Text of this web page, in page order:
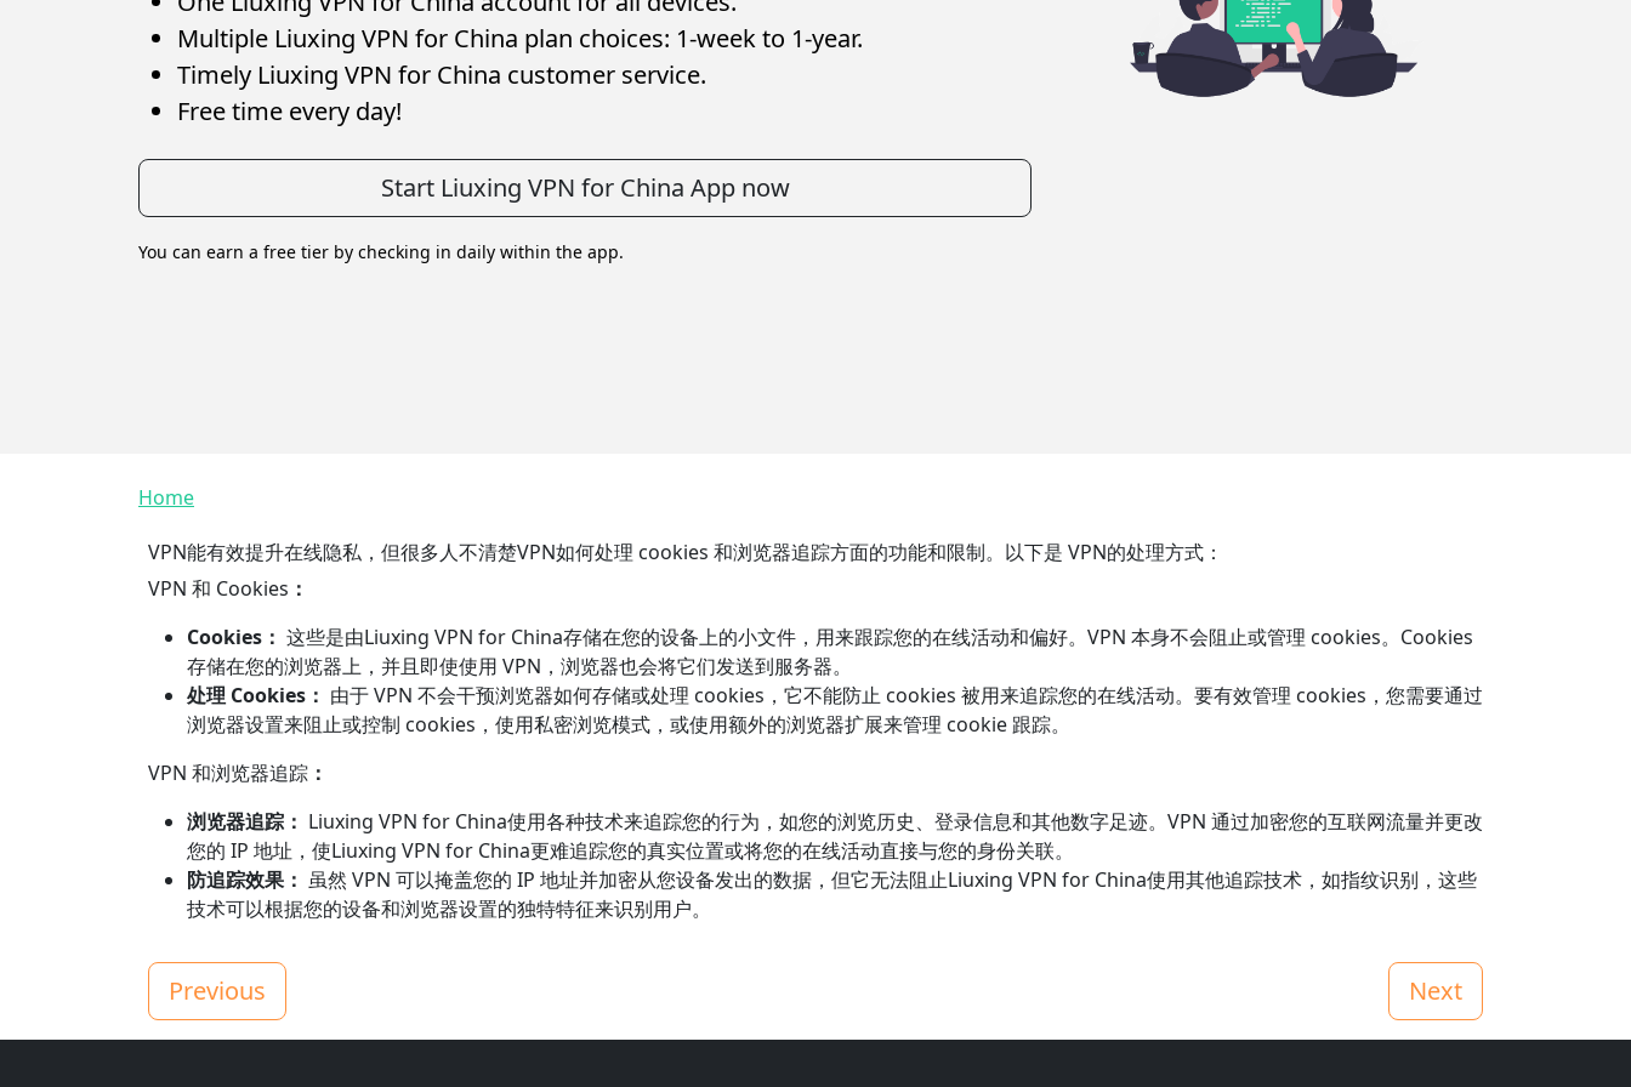
Multiple Liuxing VPN for China plan choices: 1-week to 1-year.
Timely Liuxing VPN for China customer service.
Free time every day!
Start Liuxing VPN for China App now
You can earn a free tier by checking in daily within the app.
Breadcrumb
Home
VPN能有效提升在线隐私，但很多人不清楚VPN如何处理 cookies 和浏览器追踪方面的功能和限制。以下是 VPN的处理方式：
VPN 和 Cookies ：
Cookies： 这些是由Liuxing VPN for China存储在您的设备上的小文件，用来跟踪您的在线活动和偏好。VPN 本身不会阻止或管理 cookies。Cookies
存储在您的浏览器上，并且即使使用 VPN，浏览器也会将它们发送到服务器。
处理 Cookies： 由于 VPN 不会干预浏览器如何存储或处理 cookies，它不能防止 cookies 被用来追踪您的在线活动。要有效管理 cookies，您需要通过
浏览器设置来阻止或控制 cookies，使用私密浏览模式，或使用额外的浏览器扩展来管理 cookie 跟踪。
VPN 和浏览器追踪 ：
浏览器追踪： Liuxing VPN for China使用各种技术来追踪您的行为，如您的浏览历史、登录信息和其他数字足迹。VPN 通过加密您的互联网流量并更改
您的 IP 地址，使Liuxing VPN for China更难追踪您的真实位置或将您的在线活动直接与您的身份关联。
防追踪效果： 虽然 VPN 可以掩盖您的 IP 地址并加密从您设备发出的数据，但它无法阻止Liuxing VPN for China使用其他追踪技术，如指纹识别，这些
技术可以根据您的设备和浏览器设置的独特特征来识别用户。
Previous Next